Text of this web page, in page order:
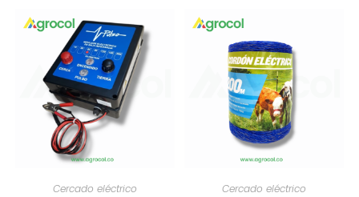
Cercado eléctrico
Cercado eléctrico